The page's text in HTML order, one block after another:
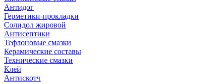
Антидог
Герметики-прокладки
Солидол жировой
Антисептики
Тефлоновые смазки
Керамические составы
Технические смазки
Клей
Антискотч